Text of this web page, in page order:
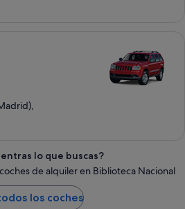
lo que buscas?
de alquiler en Biblioteca Nacional
los coches